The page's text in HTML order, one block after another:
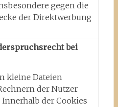
gegen die
der Direktwerbung
bei
kleine Dateien
der Nutzer
der Cookies